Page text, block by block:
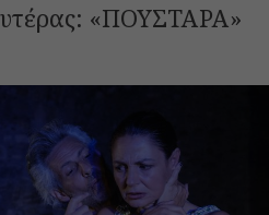
«ΠΟΥΣΤΑΡΑ»